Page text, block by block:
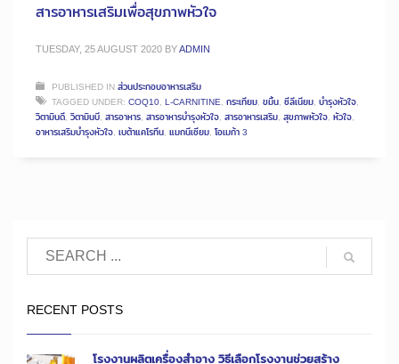
สารอาหารเสริมเพื่อสุขภาพหัวใจ
TUESDAY, 25 AUGUST 2020 BYADMIN
PUBLISHED INส่วนประกอบอาหารเสริม
TAGGED UNDER: COQ10, L-CARNITINE, กระเทียม, ขมิ้น, ซีลีเนียม, บำรุงหัวใจ,
วิตามินดี, วิตามินบี, สารอาหาร, สารอาหารบำรุงหัวใจ, สารอาหารเสริม, สุขภาพหัวใจ, หัวใจ,
อาหารเสริมบำรุงหัวใจ, เบต้าแคโรทีน, แมกนีเซียม, โอเมก้า 3
RECENT POSTS
โรงงานผลิตเครื่องสำอาง วิธีเลือกโรงงานช่วยสร้าง